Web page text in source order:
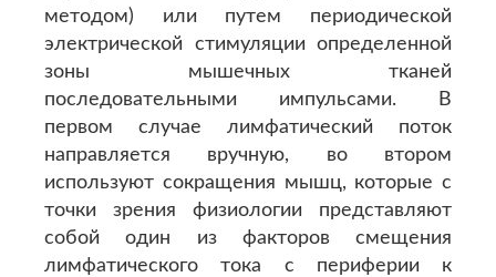
методом) или путем периодической
электрической стимуляции определенной
зоны мышечных тканей
последовательными импульсами. В
первом случае лимфатический поток
направляется вручную, во втором
используют сокращения мышц, которые с
точки зрения физиологии представляют
собой один из факторов смещения
лимфатического тока с периферии к